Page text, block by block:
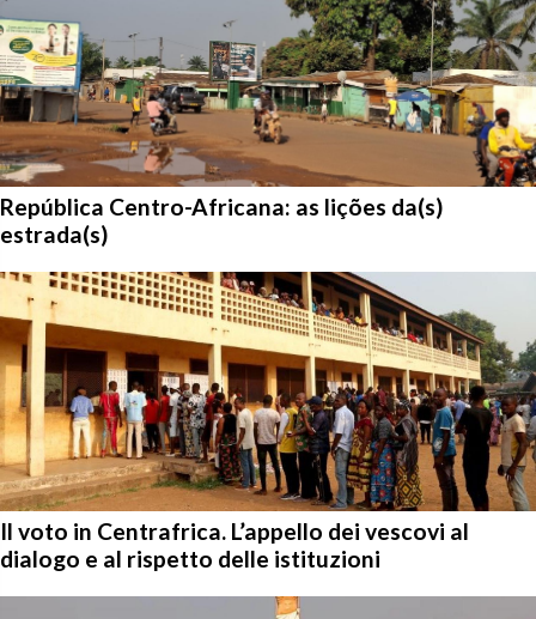
República Centro-Africana: as lições da(s)
estrada(s)
Il voto in Centrafrica. L’appello dei vescovi al
dialogo e al rispetto delle istituzioni